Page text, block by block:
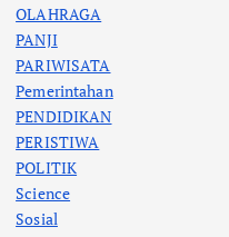
OLAHRAGA
PANJI
PARIWISATA
Pemerintahan
PENDIDIKAN
PERISTIWA
POLITIK
Science
Sosial